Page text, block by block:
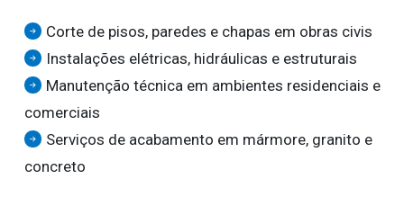
Corte de pisos, paredes e chapas em obras civis
Instalações elétricas, hidráulicas e estruturais
Manutenção técnica em ambientes residenciais e
comerciais
Serviços de acabamento em mármore, granito e
concreto